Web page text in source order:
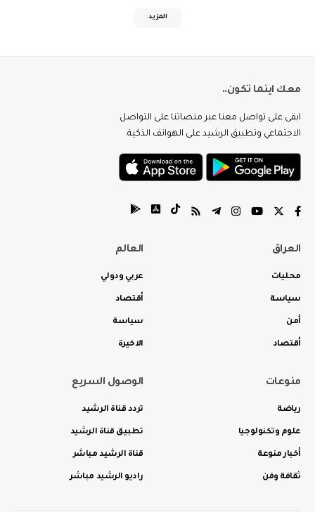
المزيد
معك اينما تكون..
ابقى على تواصل معنا عبر منصاتنا على التواصل
الاجتماعي وتطبيق الرشيد على الهواتف الذكية.
العراق
محليات
سياسة
أمن
أقتصاد
العالم
عربي ودولي
أقتصاد
سياسة
الاخيرة
منوعات
رياضة
علوم وتكنولوجيا
أخبار منوعة
ثقافة وفن
الوصول السريع
تردد قناة الرشيد
تطبيق قناة الرشيد
قناة الرشيد مباشر
راديو الرشيد مباشر